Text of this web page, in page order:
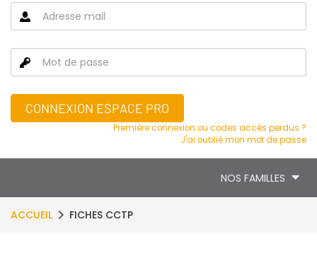
CONNEXION ESPACE PRO
Première connexion ou codes accès perdus ?
J'ai oublié mon mot de passe
NOS FAMILLES
ACCUEIL FICHES CCTP